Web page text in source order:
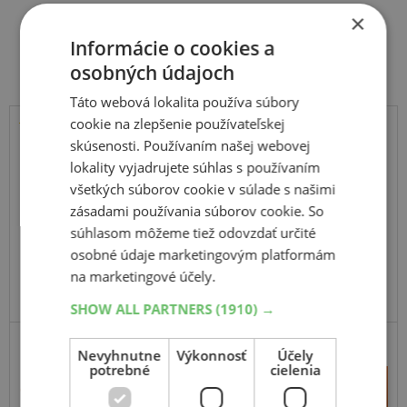
Súvisiace produkty
Kumho
Road Venture AT61
104S
+
–
×
Informácie o cookies a
osobných údajoch
Táto webová lokalita používa súbory
cookie na zlepšenie používateľskej
skúsenosti. Používaním našej webovej
lokality vyjadrujete súhlas s používaním
všetkých súborov cookie v súlade s našimi
zásadami používania súborov cookie. So
súhlasom môžeme tiež odovzdať určité
osobné údaje marketingovým platformám
na marketingové účely.
SHOW ALL PARTNERS(1910) →
Nevyhnutne
potrebné
Výkonnosť
Účely
cielenia